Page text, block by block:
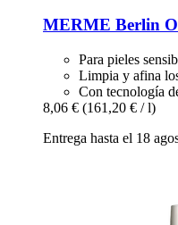
MERME Berlin
Para pieles
Limpia y afina
Con tecnología
8,06 € (161,20 € / l)
Entrega hasta el 18